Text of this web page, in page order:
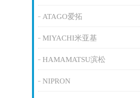
ATAGO爱拓
MIYACHI米亚基
HAMAMATSU滨松
NIPRON